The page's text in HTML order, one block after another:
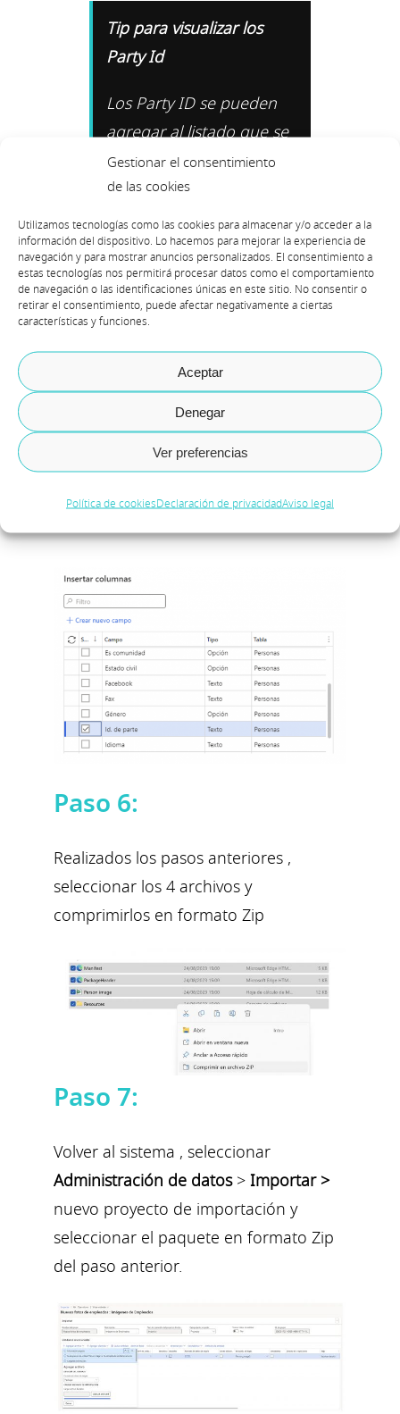
Gestionar el consentimiento
de las cookies
Utilizamos tecnologías como las cookies para almacenar y/o acceder a la
información del dispositivo. Lo hacemos para mejorar la experiencia de
navegación y para mostrar anuncios personalizados. El consentimiento a
estas tecnologías nos permitirá procesar datos como el comportamiento
de navegación o las identificaciones únicas en este sitio. No consentir o
retirar el consentimiento, puede afectar negativamente a ciertas
características y funciones.
Aceptar
Denegar
Ver preferencias
Política de cookiesDeclaración de privacidadAviso legal
Tip para visualizar los
Party Id
Los Party ID se pueden
agregar al listado que se
visualiza ingresando a
Administración de
personal > Empleados >
Insertar columna y
seleccionar Id. de parte ,
de esa forma se va a
incluir el número dentro
de nuestro listado para
poder completar la
información en el archivo
a importar.
Paso 6:
Realizados los pasos anteriores ,
seleccionar los 4 archivos y
comprimirlos en formato Zip
Paso 7:
Volver al sistema , seleccionar
Administración de datos>Importar >
nuevo proyecto de importación y
seleccionar el paquete en formato Zip
del paso anterior.